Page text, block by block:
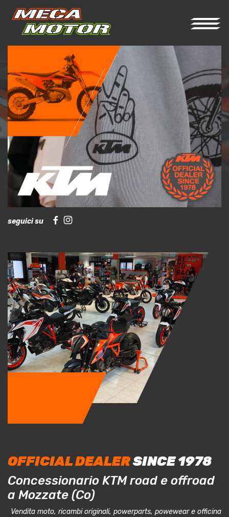
seguici su
OFFICIAL DEALERSINCE 1978
Concessionario KTM road e offroad
a Mozzate (Co)
Vendita moto, ricambi originali, powerparts, powewear e officina